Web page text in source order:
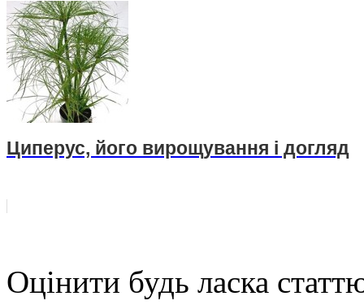
Циперус, його вирощування і догляд
Оцінити будь ласка